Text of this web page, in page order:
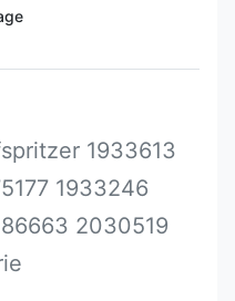
1933613
1933246
2030519